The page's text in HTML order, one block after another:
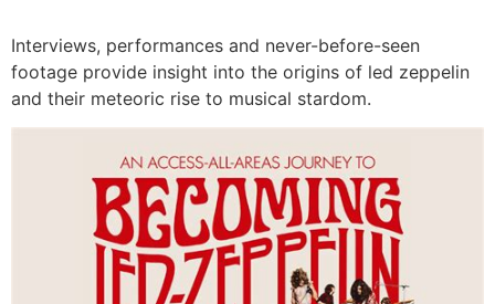
Interviews, performances and never-before-seen
footage provide insight into the origins of led zeppelin
and their meteoric rise to musical stardom.